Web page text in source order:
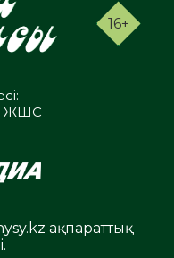
16+
ЖШС
ақпараттық